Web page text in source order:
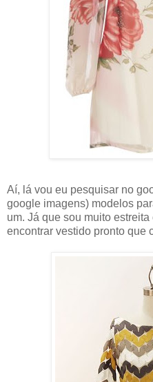
Aí, lá vou eu pesquisar no
google imagens) modelos
um. Já que sou muito
encontrar vestido pronto que